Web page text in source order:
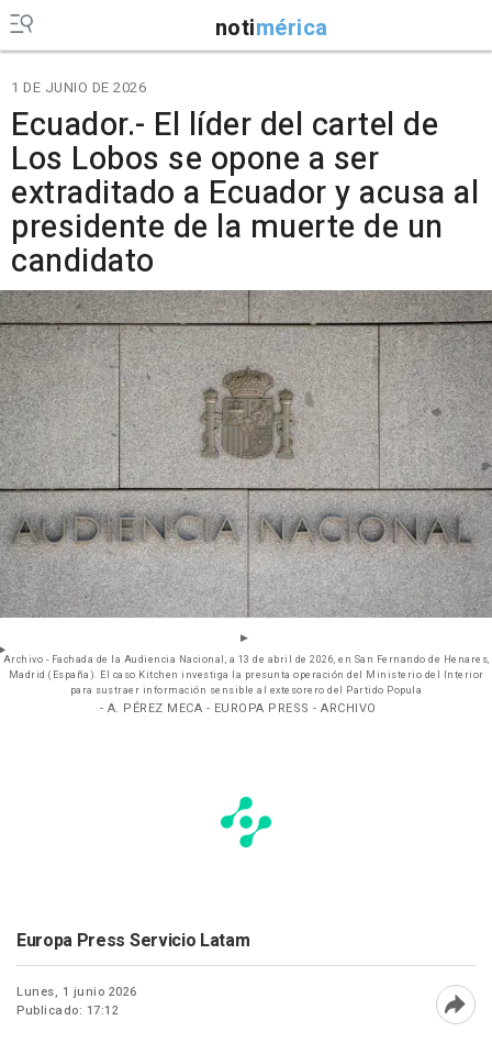
notimérica
1 DE JUNIO DE 2026
Ecuador.- El líder del cartel de
Los Lobos se opone a ser
extraditado a Ecuador y acusa al
presidente de la muerte de un
candidato
Archivo - Fachada de la Audiencia Nacional, a 13 de abril de 2026, en San Fernando de Henares,
Madrid (España). El caso Kitchen investiga la presunta operación del Ministerio del Interior
para sustraer información sensible al extesorero del Partido Popula
- A. PÉREZ MECA - EUROPA PRESS - ARCHIVO
Europa Press Servicio Latam
Lunes, 1 junio 2026
Publicado: 17:12